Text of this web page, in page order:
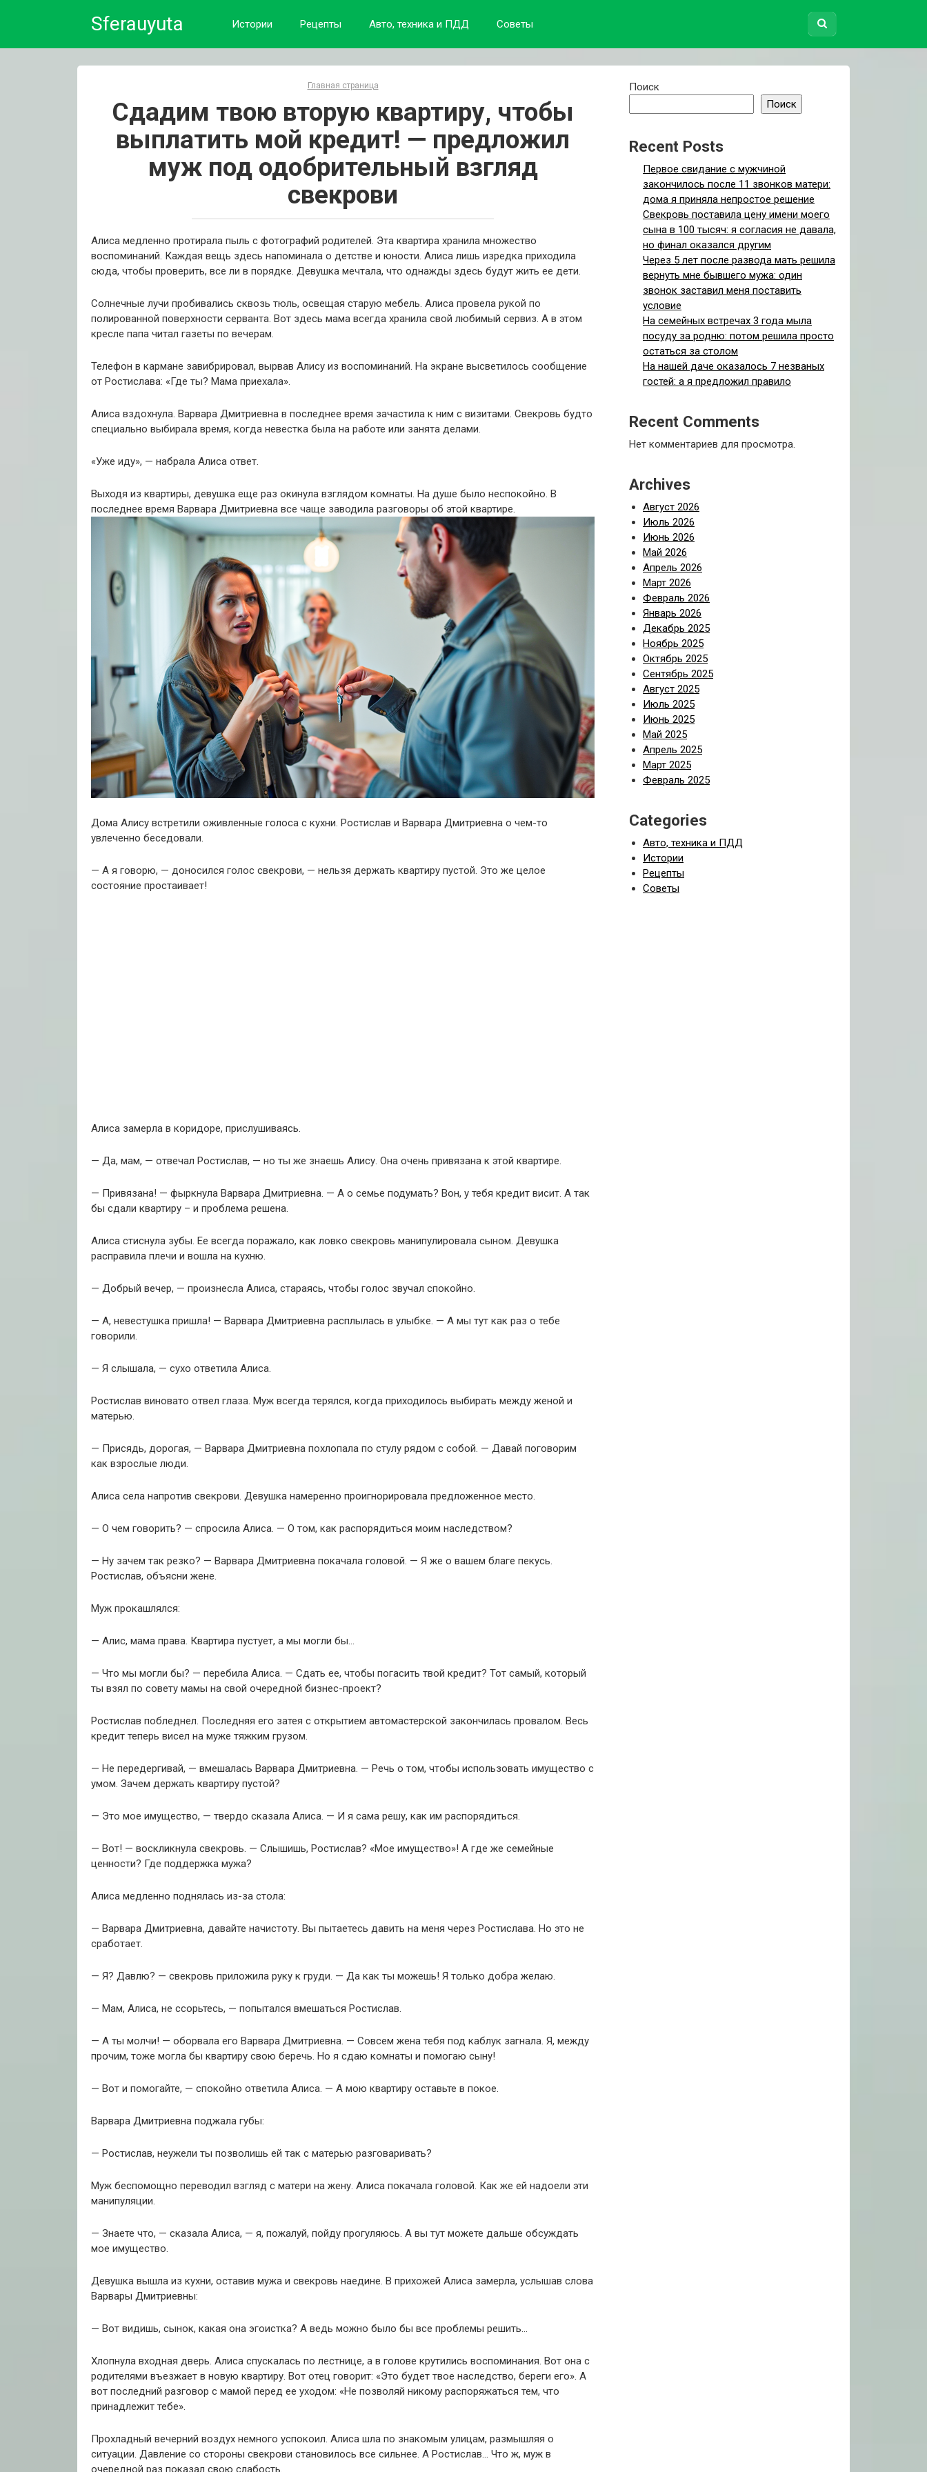
Sferauyuta Истории Рецепты Авто, техника и ПДД Советы
Главная страница
Сдадим твою вторую квартиру, чтобы
выплатить мой кредит! — предложил
муж под одобрительный взгляд
свекрови
Алиса медленно протирала пыль с фотографий родителей. Эта квартира хранила множество
воспоминаний. Каждая вещь здесь напоминала о детстве и юности. Алиса лишь изредка приходила
сюда, чтобы проверить, все ли в порядке. Девушка мечтала, что однажды здесь будут жить ее дети.
Солнечные лучи пробивались сквозь тюль, освещая старую мебель. Алиса провела рукой по
полированной поверхности серванта. Вот здесь мама всегда хранила свой любимый сервиз. А в этом
кресле папа читал газеты по вечерам.
Телефон в кармане завибрировал, вырвав Алису из воспоминаний. На экране высветилось сообщение
от Ростислава: «Где ты? Мама приехала».
Алиса вздохнула. Варвара Дмитриевна в последнее время зачастила к ним с визитами. Свекровь будто
специально выбирала время, когда невестка была на работе или занята делами.
«Уже иду», — набрала Алиса ответ.
Выходя из квартиры, девушка еще раз окинула взглядом комнаты. На душе было неспокойно. В
последнее время Варвара Дмитриевна все чаще заводила разговоры об этой квартире.
Дома Алису встретили оживленные голоса с кухни. Ростислав и Варвара Дмитриевна о чем-то
увлеченно беседовали.
— А я говорю, — доносился голос свекрови, — нельзя держать квартиру пустой. Это же целое
состояние простаивает!
Алиса замерла в коридоре, прислушиваясь.
— Да, мам, — отвечал Ростислав, — но ты же знаешь Алису. Она очень привязана к этой квартире.
— Привязана! — фыркнула Варвара Дмитриевна. — А о семье подумать? Вон, у тебя кредит висит. А так
бы сдали квартиру – и проблема решена.
Алиса стиснула зубы. Ее всегда поражало, как ловко свекровь манипулировала сыном. Девушка
расправила плечи и вошла на кухню.
— Добрый вечер, — произнесла Алиса, стараясь, чтобы голос звучал спокойно.
— А, невестушка пришла! — Варвара Дмитриевна расплылась в улыбке. — А мы тут как раз о тебе
говорили.
— Я слышала, — сухо ответила Алиса.
Ростислав виновато отвел глаза. Муж всегда терялся, когда приходилось выбирать между женой и
матерью.
— Присядь, дорогая, — Варвара Дмитриевна похлопала по стулу рядом с собой. — Давай поговорим
как взрослые люди.
Алиса села напротив свекрови. Девушка намеренно проигнорировала предложенное место.
— О чем говорить? — спросила Алиса. — О том, как распорядиться моим наследством?
— Ну зачем так резко? — Варвара Дмитриевна покачала головой. — Я же о вашем благе пекусь.
Ростислав, объясни жене.
Муж прокашлялся:
— Алис, мама права. Квартира пустует, а мы могли бы…
— Что мы могли бы? — перебила Алиса. — Сдать ее, чтобы погасить твой кредит? Тот самый, который
ты взял по совету мамы на свой очередной бизнес-проект?
Ростислав побледнел. Последняя его затея с открытием автомастерской закончилась провалом. Весь
кредит теперь висел на муже тяжким грузом.
— Не передергивай, — вмешалась Варвара Дмитриевна. — Речь о том, чтобы использовать имущество с
умом. Зачем держать квартиру пустой?
— Это мое имущество, — твердо сказала Алиса. — И я сама решу, как им распорядиться.
— Вот! — воскликнула свекровь. — Слышишь, Ростислав? «Мое имущество»! А где же семейные
ценности? Где поддержка мужа?
Алиса медленно поднялась из-за стола:
— Варвара Дмитриевна, давайте начистоту. Вы пытаетесь давить на меня через Ростислава. Но это не
сработает.
— Я? Давлю? — свекровь приложила руку к груди. — Да как ты можешь! Я только добра желаю.
— Мам, Алиса, не ссорьтесь, — попытался вмешаться Ростислав.
— А ты молчи! — оборвала его Варвара Дмитриевна. — Совсем жена тебя под каблук загнала. Я, между
прочим, тоже могла бы квартиру свою беречь. Но я сдаю комнаты и помогаю сыну!
— Вот и помогайте, — спокойно ответила Алиса. — А мою квартиру оставьте в покое.
Варвара Дмитриевна поджала губы:
— Ростислав, неужели ты позволишь ей так с матерью разговаривать?
Муж беспомощно переводил взгляд с матери на жену. Алиса покачала головой. Как же ей надоели эти
манипуляции.
— Знаете что, — сказала Алиса, — я, пожалуй, пойду прогуляюсь. А вы тут можете дальше обсуждать
мое имущество.
Девушка вышла из кухни, оставив мужа и свекровь наедине. В прихожей Алиса замерла, услышав слова
Варвары Дмитриевны:
— Вот видишь, сынок, какая она эгоистка? А ведь можно было бы все проблемы решить…
Хлопнула входная дверь. Алиса спускалась по лестнице, а в голове крутились воспоминания. Вот она с
родителями въезжает в новую квартиру. Вот отец говорит: «Это будет твое наследство, береги его». А
вот последний разговор с мамой перед ее уходом: «Не позволяй никому распоряжаться тем, что
принадлежит тебе».
Прохладный вечерний воздух немного успокоил. Алиса шла по знакомым улицам, размышляя о
ситуации. Давление со стороны свекрови становилось все сильнее. А Ростислав… Что ж, муж в
очередной раз показал свою слабость.
Поиск
Поиск
Recent Posts
Первое свидание с мужчиной
закончилось после 11 звонков матери:
дома я приняла непростое решение
Свекровь поставила цену имени моего
сына в 100 тысяч: я согласия не давала,
но финал оказался другим
Через 5 лет после развода мать решила
вернуть мне бывшего мужа: один
звонок заставил меня поставить
условие
На семейных встречах 3 года мыла
посуду за родню: потом решила просто
остаться за столом
На нашей даче оказалось 7 незваных
гостей: а я предложил правило
Recent Comments
Нет комментариев для просмотра.
Archives
Август 2026
Июль 2026
Июнь 2026
Май 2026
Апрель 2026
Март 2026
Февраль 2026
Январь 2026
Декабрь 2025
Ноябрь 2025
Октябрь 2025
Сентябрь 2025
Август 2025
Июль 2025
Июнь 2025
Май 2025
Апрель 2025
Март 2025
Февраль 2025
Categories
Авто, техника и ПДД
Истории
Рецепты
Советы